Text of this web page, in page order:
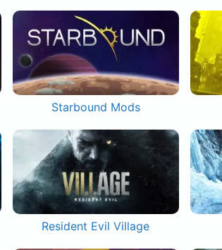
Starbound Mods
Resident Evil Village